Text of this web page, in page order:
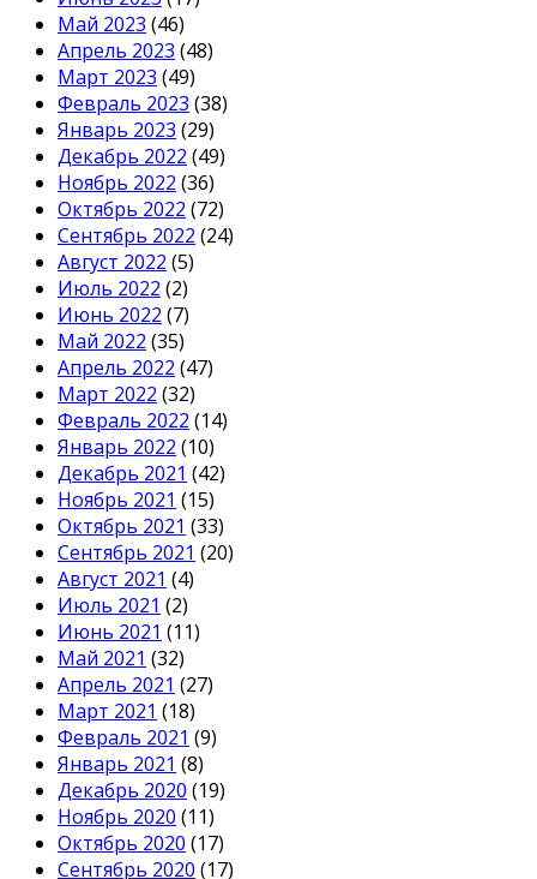
Май 2023 (46)
Апрель 2023 (48)
Март 2023 (49)
Февраль 2023 (38)
Январь 2023 (29)
Декабрь 2022 (49)
Ноябрь 2022 (36)
Октябрь 2022 (72)
Сентябрь 2022 (24)
Август 2022 (5)
Июль 2022 (2)
Июнь 2022 (7)
Май 2022 (35)
Апрель 2022 (47)
Март 2022 (32)
Февраль 2022 (14)
Январь 2022 (10)
Декабрь 2021 (42)
Ноябрь 2021 (15)
Октябрь 2021 (33)
Сентябрь 2021 (20)
Август 2021 (4)
Июль 2021 (2)
Июнь 2021 (11)
Май 2021 (32)
Апрель 2021 (27)
Март 2021 (18)
Февраль 2021 (9)
Январь 2021 (8)
Декабрь 2020 (19)
Ноябрь 2020 (11)
Октябрь 2020 (17)
Сентябрь 2020 (17)